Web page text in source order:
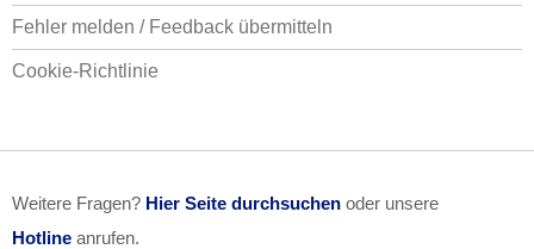
Fehler melden / Feedback übermitteln
Cookie-Richtlinie
Weitere Fragen? Hier Seite durchsuchen oder unsere
Hotline anrufen.